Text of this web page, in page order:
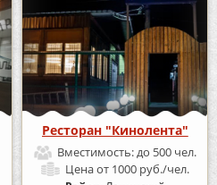
Ресторан "Кинолента"
Вместимость:до 500 чел.
Ценаот 1000 руб./чел.